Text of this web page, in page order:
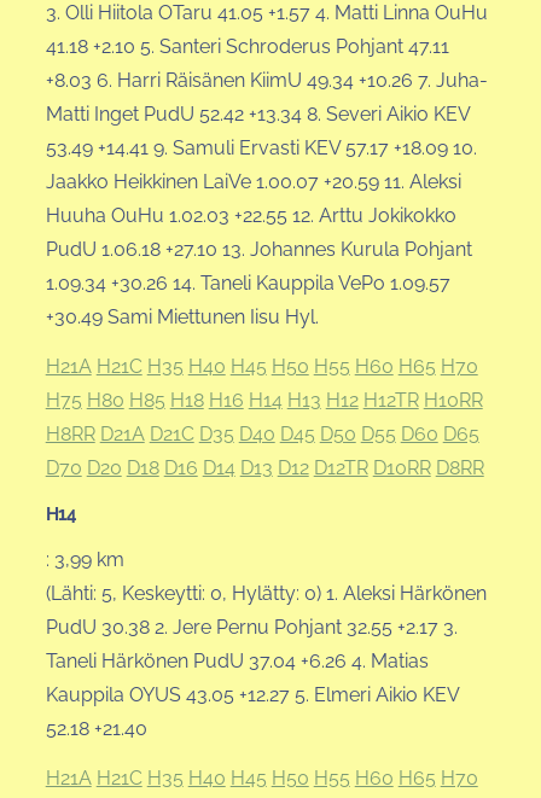
3. Olli Hiitola OTaru 41.05 +1.57 4. Matti Linna OuHu
41.18 +2.10 5. Santeri Schroderus Pohjant 47.11
+8.03 6. Harri Räisänen KiimU 49.34 +10.26 7. Juha-
Matti Inget PudU 52.42 +13.34 8. Severi Aikio KEV
53.49 +14.41 9. Samuli Ervasti KEV 57.17 +18.09 10.
Jaakko Heikkinen LaiVe 1.00.07 +20.59 11. Aleksi
Huuha OuHu 1.02.03 +22.55 12. Arttu Jokikokko
PudU 1.06.18 +27.10 13. Johannes Kurula Pohjant
1.09.34 +30.26 14. Taneli Kauppila VePo 1.09.57
+30.49 Sami Miettunen Iisu Hyl.
H21A H21C H35 H40 H45 H50 H55 H60 H65 H70
H75 H80 H85 H18 H16 H14 H13 H12 H12TR H10RR
H8RR D21A D21C D35 D40 D45 D50 D55 D60 D65
D70 D20 D18 D16 D14 D13 D12 D12TR D10RR D8RR
H14
: 3,99 km
(Lähti: 5, Keskeytti: 0, Hylätty: 0) 1. Aleksi Härkönen
PudU 30.38 2. Jere Pernu Pohjant 32.55 +2.17 3.
Taneli Härkönen PudU 37.04 +6.26 4. Matias
Kauppila OYUS 43.05 +12.27 5. Elmeri Aikio KEV
52.18 +21.40
H21A H21C H35 H40 H45 H50 H55 H60 H65 H70